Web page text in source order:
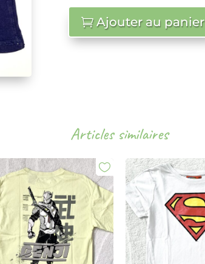
Ajouter au panier
Articles similaires